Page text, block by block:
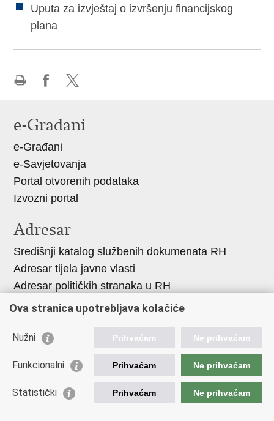
Uputa za izvještaj o izvršenju financijskog
plana
Facebooku
X-
e-Građani
e-Građani
e-Savjetovanja
Portal otvorenih podataka
Izvozni portal
Adresar
Središnji katalog službenih dokumenata RH
Adresar tijela javne vlasti
Adresar političkih stranaka u RH
Popis dužnosnika u RH
Korisne poveznice
Hrvatski Sabor
Ured Predsjednika
Ova stranica upotrebljava kolačiće
Nužni Prihvaćam Ne prihvaćam
Funkcionalni Prihvaćam Ne prihvaćam
Statistički Prihvaćam Ne prihvaćam